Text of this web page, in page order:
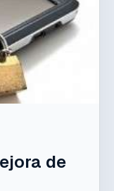
de